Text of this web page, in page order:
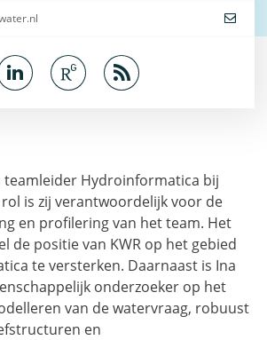
teamleider Hydroinformatica bij
rol is zij verantwoordelijk voor de
en profilering van het team. Het
de positie van KWR op het gebied
te versterken. Daarnaast is Ina
onderzoeker op het
van de watervraag, robuust
en